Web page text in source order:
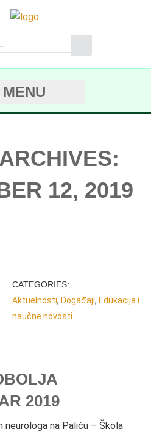
MENU
12, 2019
CATEGORIES:
Aktuelnosti, Događaji, Edukacija i
naučne novosti
2019
neurologa na Paliću – Škola